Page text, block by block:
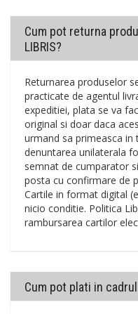
Cum pot returna
LIBRIS?
Returnarea produselor
practicate de agentul
expeditiei, plata se va
original si doar daca
urmand sa primeasca in
denuntarea unilaterala
semnat de cumparator
posta cu confirmare de
Cartile in format digital
nicio conditie. Politica
rambursarea cartilor
Cum pot plati in